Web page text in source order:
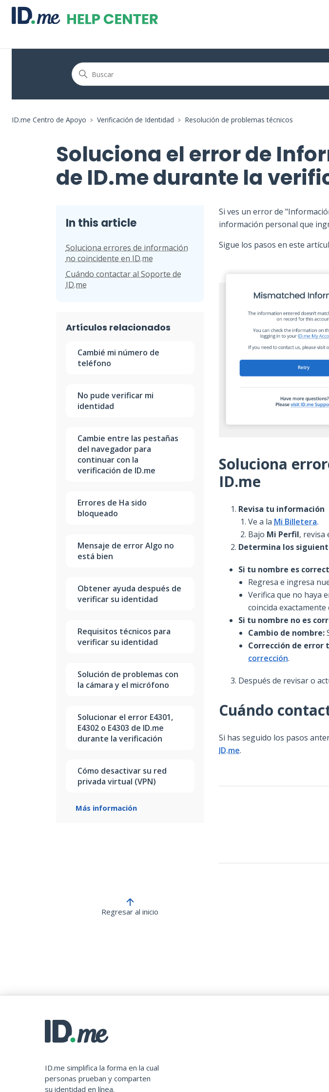
ID.me Centro de Apoyo Verificación de Identidad Resolución de problemas técnicos
Soluciona el error de
de ID.me durante la
In this article
Soluciona errores de información
no coincidente en ID.me
Cuándo contactar al Soporte de
ID.me
Artículos relacionados
Cambié mi número de
teléfono
No pude verificar mi
identidad
Cambie entre las pestañas
del navegador para
continuar con la
verificación de ID.me
Errores de Ha sido
bloqueado
Mensaje de error Algo no
está bien
Obtener ayuda después de
verificar su identidad
Requisitos técnicos para
verificar su identidad
Solución de problemas con
la cámara y el micrófono
Solucionar el error E4301,
E4302 o E4303 de ID.me
durante la verificación
Cómo desactivar su red
privada virtual (VPN)
Más información
Regresar al inicio
Si ves un error de
información personal que
Sigue los pasos en este
Soluciona
ID.me
Revisa tu información
Ve a la Mi Billetera.
Bajo Mi Perfil, revisa
Determina los
Si tu nombre es
Regresa e ingresa
Verifica que no haya
coincida
Si tu nombre no es
Cambio de nombre:
Corrección de error
corrección.
Después de revisar o
Cuándo
Si has seguido los pasos
ID.me.
ID.me simplifica la forma en la cual
personas prueban y comparten
su identidad en línea.